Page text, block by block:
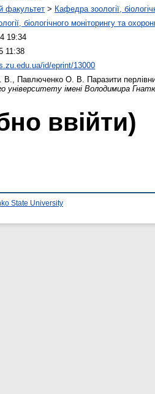
факультет > Кафедра зоології,
біологічного моніторингу та
19:34
11:38
id/eprint/13000
В. Павлюченко О. В.
Паразити
університету імені Володимира
ввійти)
State University